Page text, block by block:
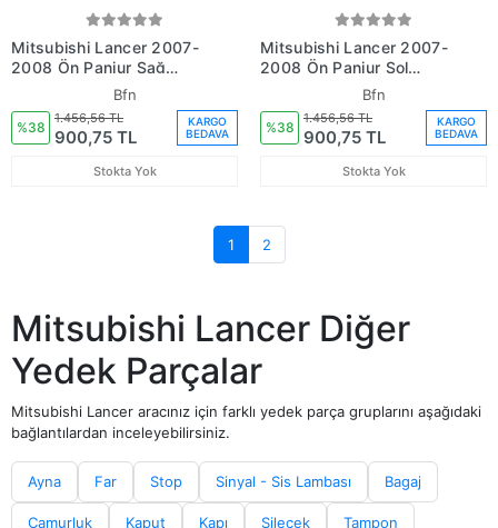
Mitsubishi Lancer 2007-
2008 Ön Panjur Sağ
Siyah (Bfn) (Adet) (Oem
No:Mn161115)
Bfn
%38
1.456,56 TL
900,75 TL
KARGO
BEDAVA
Stokta Yok
Mitsubishi Lancer 2007-
2008 Ön Panjur Sol
Siyah (Bfn) (Adet) (Oem
No:Mn161116)
Bfn
%38
1.456,56 TL
900,75 TL
KARGO
BEDAVA
Stokta Yok
1 2
Mitsubishi Lancer Diğer
Yedek Parçalar
Mitsubishi Lancer aracınız için farklı yedek parça gruplarını aşağıdaki
bağlantılardan inceleyebilirsiniz.
Ayna Far Stop Sinyal - Sis Lambası Bagaj
Çamurluk Kaput Kapı Silecek Tampon